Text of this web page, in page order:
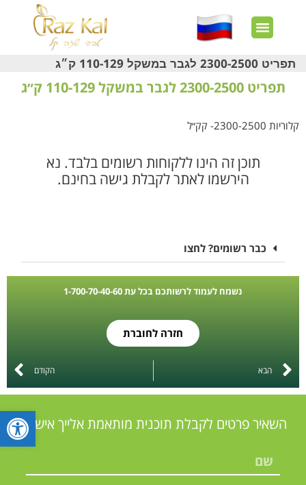
תפריט 2300-2500 לגבר במשקל 110-129 ק״ג
תפריט 2300-2500 לגבר במשקל 110-129 ק״ג
קלוריות 2300-2500- קק״ל
תוכן זה הינו ללקוחות רשומים בלבד. נא
הירשמו לאתר לקבלת גישה בחינם.
כבר רשומים? לחצו
נשמח לעמוד לרשותכם בכל עת 1-700-70-40-60
חזרה לחוברת
הבא הקודם
השאיר פרטים לקבלת תוכנית מותאמת אלייך אישית:
פתח